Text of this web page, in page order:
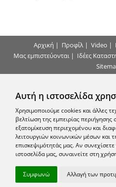
Αυτή η ιστοσελίδα
Χρησιμοποιούμε cookies και άλλες
βελτίωση της εμπειρίας περιήγησης
εξατομίκευση περιεχομένου και
λειτουργιών κοινωνικών μέσων και
επισκεψιμότητάς μας. Αν
ιστοσελίδα μας, συναινείτε στη
Συμφωνώ Αλλαγή των
Αρχική | Προφίλ | Video |
Μας εμπιστεύονται| Ιδέες
Επικοινωνήστε μαζί μας
Εγγραφείτε στο
Ακολουθήστε μας
© 2010 - 2026 arhon.gr -